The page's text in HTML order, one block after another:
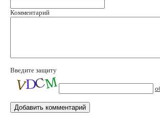
Комментарий
Введите защиту